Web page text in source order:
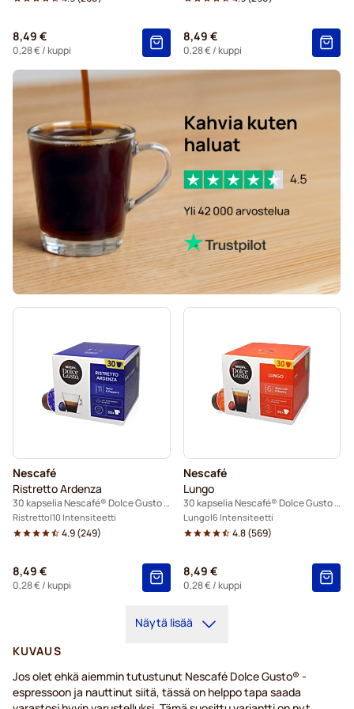
Starbucks®-kapselit Dolce Gusto -koneisiin
Kaffekapslen-kahvikapselit Dolce Gusto -koneisiin
Starbucksin® grande-kapselit Dolce Gusto -koneisiin
8,49 €
0,28 €/ kuppi
8,49 €
0,28 €/ kuppi
Nescafé
Ristretto Ardenza
30 kapselia Nescafé® Dolce Gusto -koneisiin
Ristretto 10 Intensiteetti
4.9(249)
8,49 €
0,28 €/ kuppi
Nescafé
Lungo
30 kapselia Nescafé® Dolce Gusto -koneisiin
Lungo 6 Intensiteetti
4.8(569)
8,49 €
0,28 €/ kuppi
Näytä lisää
KUVAUS
Jos olet ehkä aiemmin tutustunut Nescafé Dolce Gusto® -
espressoon ja nauttinut siitä, tässä on helppo tapa saada